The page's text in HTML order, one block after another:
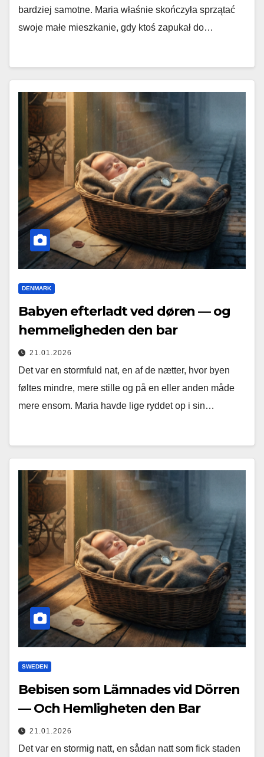
bardziej samotne. Maria właśnie skończyła sprzątać
swoje małe mieszkanie, gdy ktoś zapukał do…
DENMARK
Babyen efterladt ved døren — og
hemmeligheden den bar
21.01.2026
Det var en stormfuld nat, en af de nætter, hvor byen
føltes mindre, mere stille og på en eller anden måde
mere ensom. Maria havde lige ryddet op i sin…
SWEDEN
Bebisen som Lämnades vid Dörren
— Och Hemligheten den Bar
21.01.2026
Det var en stormig natt, en sådan natt som fick staden